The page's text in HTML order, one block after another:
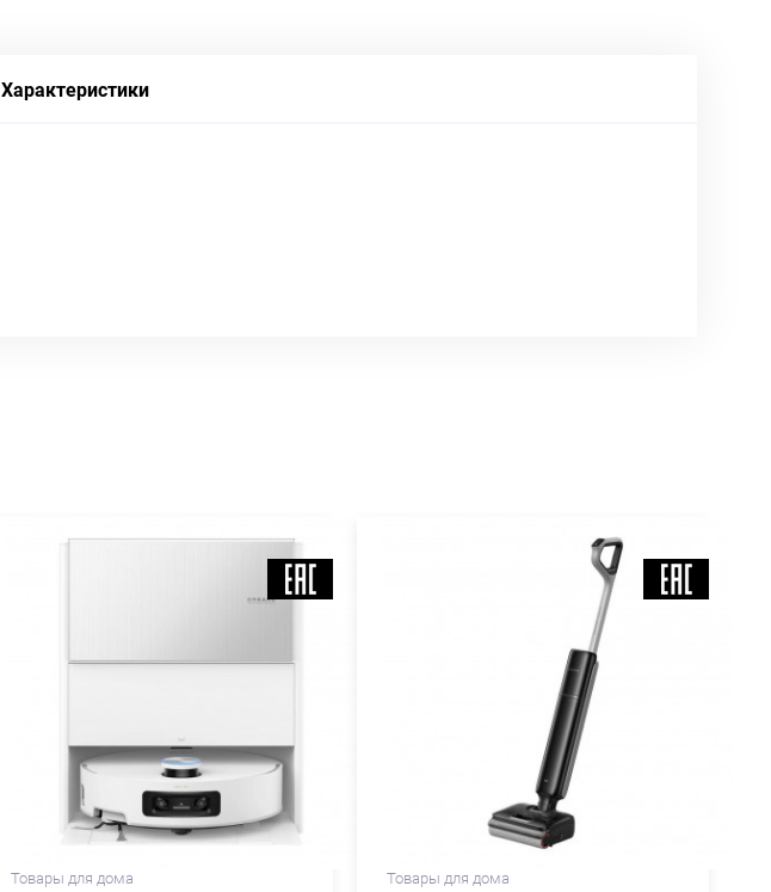
Характеристики
Товары для дома Товары для дома